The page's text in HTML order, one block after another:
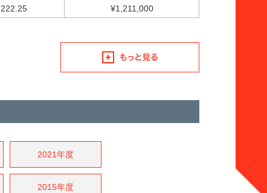
222.25 ¥1,211,000
2021年度
2015年度